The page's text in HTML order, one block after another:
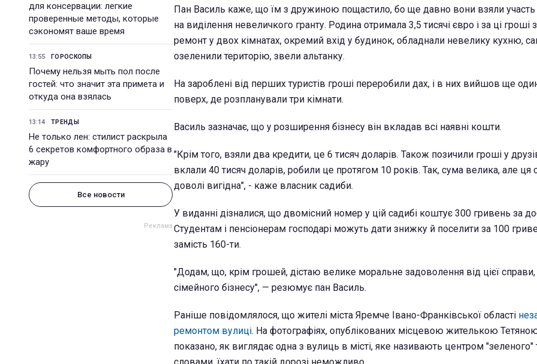
для консервации: легкие
проверенные методы, которые
сэкономят ваше время
13:55 ГОРОСКОПЫ
Почему нельзя мыть пол после
гостей: что значит эта примета и
откуда она взялась
13:14 ТРЕНДЫ
Не только лен: стилист раскрыла
6 секретов комфортного образа в
жару
Все новости
Пан Василь каже, що їм з дружиною пощастило, бо ще давно вони взяли участь
на виділення невеличкого гранту. Родина отримала 3,5 тисячі євро і за ці гроші
ремонт у двох кімнатах, окремий вхід у будинок, обладнали невелику кухню,
озеленили територію, звели альтанку.
На зароблені від перших туристів гроші переробили дах, і в них вийшов ще
поверх, де розпланували три кімнати.
Василь зазначає, що у розширення бізнесу він вкладав всі наявні кошти.
"Крім того, взяли два кредити, це 6 тисяч доларів. Також позичили гроші у
вклали 40 тисяч доларів, робили це протягом 10 років. Так, сума велика, але ця
доволі вигідна", - каже власник садиби.
У виданні дізналися, що двомісний номер у цій садибі коштує 300 гривень за
Студентам і пенсіонерам господарі можуть дати знижку й поселити за 100
замість 160-ти.
"Додам, що, крім грошей, дістаю велике моральне задоволення від цієї справи,
сімейного бізнесу", — резюмує пан Василь.
Раніше повідомлялося, що жителі міста Яремче Івано-Франківської області
ремонтом вулиці. На фотографіях, опублікованих місцевою жителькою
показано, як виглядає одна з вулиць в місті, яке називають центром "зеленого"